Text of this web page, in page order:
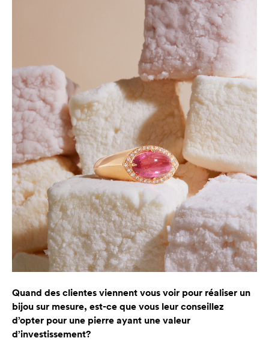
Quand des clientes viennent vous voir pour réaliser un
bijou sur mesure, est-ce que vous leur conseillez
d’opter pour une pierre ayant une valeur
d’investissement?